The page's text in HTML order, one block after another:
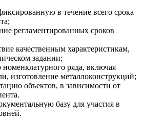
в течение всего срока
регламентированных сроков
качественным характеристикам,
задании;
ряда, включая
изготовление металлоконструкций;
объектов, в зависимости от
базу для участия в